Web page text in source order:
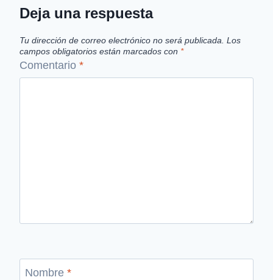
Deja una respuesta
Tu dirección de correo electrónico no será publicada. Los
campos obligatorios están marcados con *
Comentario *
Nombre *